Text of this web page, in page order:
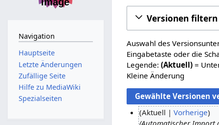
Versionen filtern
Auswahl des
Eingabetaste oder die
Legende:(Aktuell) =
Kleine Änderung
Aktuell Vorherige
Navigation
Hauptseite
Letzte Änderungen
Zufällige Seite
Hilfe zu MediaWiki
Spezialseiten